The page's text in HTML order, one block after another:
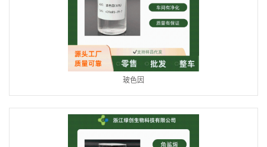
玻色因